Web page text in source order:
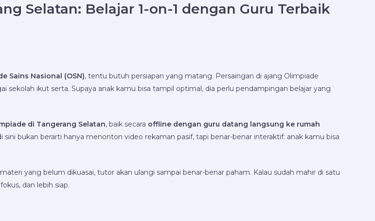
Selatan: Belajar 1-on-1 dengan Guru Terbaik
Sains Nasional (OSN), tentu butuh persiapan yang matang. Persaingan di ajang Olimpiade
sekolah ikut serta. Supaya anak kamu bisa tampil optimal, dia perlu pendampingan belajar yang
di Tangerang Selatan, baik secara offline dengan guru datang langsung ke rumah
sini bukan berarti hanya menonton video rekaman pasif, tapi benar-benar interaktif: anak kamu bisa
yang belum dikuasai, tutor akan ulangi sampai benar-benar paham. Kalau sudah mahir di satu
dan lebih siap.